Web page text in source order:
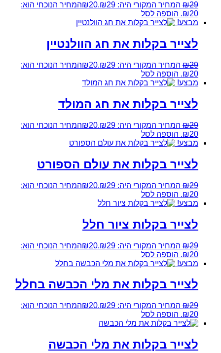
₪29 המחיר המקורי היה: ₪29. ₪20
המחיר הנוכחי הוא:
₪20. הוספה לסל
מבצע!
לצייר בקלות את חג הוולנטיין
₪29 המחיר המקורי היה: ₪29. ₪20
המחיר הנוכחי הוא:
₪20. הוספה לסל
מבצע!
לצייר בקלות את חג המולד
₪29 המחיר המקורי היה: ₪29. ₪20
המחיר הנוכחי הוא:
₪20. הוספה לסל
מבצע!
לצייר בקלות את עולם הספורט
₪29 המחיר המקורי היה: ₪29. ₪20
המחיר הנוכחי הוא:
₪20. הוספה לסל
מבצע!
לצייר בקלות ציור חלל
₪29 המחיר המקורי היה: ₪29. ₪20
המחיר הנוכחי הוא:
₪20. הוספה לסל
מבצע!
לצייר בקלות את מלי הכבשה בחלל
₪29 המחיר המקורי היה: ₪29. ₪20
המחיר הנוכחי הוא:
₪20. הוספה לסל
לצייר בקלות את מלי הכבשה